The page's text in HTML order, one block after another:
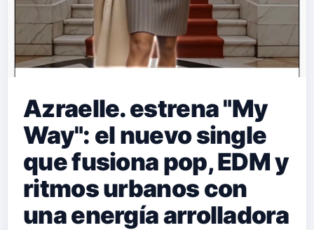
moderna que fusiona sonidos
electrón…
Azraelle. estrena "My
Way": el nuevo single
que fusiona pop, EDM y
ritmos urbanos con
una energía arrolladora